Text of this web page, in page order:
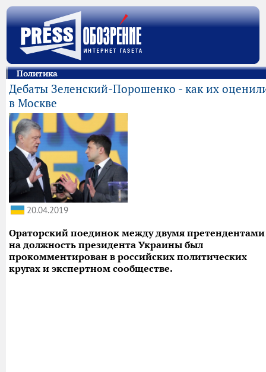
Политика
Дебаты Зеленский-Порошенко - как их
в Москве
20.04.2019
Ораторский поединок между двумя претендентами
на должность президента Украины был
прокомментирован в российских политических
кругах и экспертном сообществе.